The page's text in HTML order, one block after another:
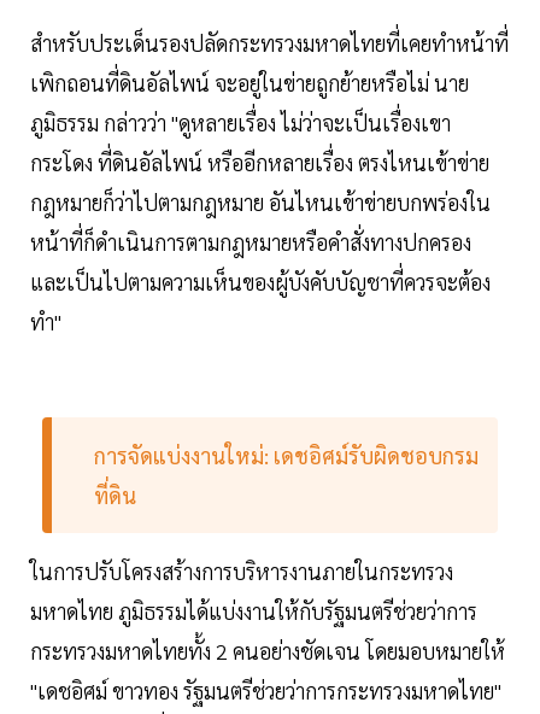
สำหรับประเด็นรองปลัดกระทรวงมหาดไทยที่เคยทำหน้าที่
เพิกถอนที่ดินอัลไพน์ จะอยู่ในข่ายถูกย้ายหรือไม่ นาย
ภูมิธรรม กล่าวว่า "ดูหลายเรื่อง ไม่ว่าจะเป็นเรื่องเขา
กระโดง ที่ดินอัลไพน์ หรืออีกหลายเรื่อง ตรงไหนเข้าข่าย
กฎหมายก็ว่าไปตามกฎหมาย อันไหนเข้าข่ายบกพร่องใน
หน้าที่ก็ดำเนินการตามกฎหมายหรือคำสั่งทางปกครอง
และเป็นไปตามความเห็นของผู้บังคับบัญชาที่ควรจะต้อง
ทำ"
การจัดแบ่งงานใหม่: เดชอิศม์รับผิดชอบกรม
ที่ดิน
ในการปรับโครงสร้างการบริหารงานภายในกระทรวง
มหาดไทย ภูมิธรรมได้แบ่งงานให้กับรัฐมนตรีช่วยว่าการ
กระทรวงมหาดไทยทั้ง 2 คนอย่างชัดเจน โดยมอบหมายให้
"เดชอิศม์ ขาวทอง รัฐมนตรีช่วยว่าการกระทรวงมหาดไทย"